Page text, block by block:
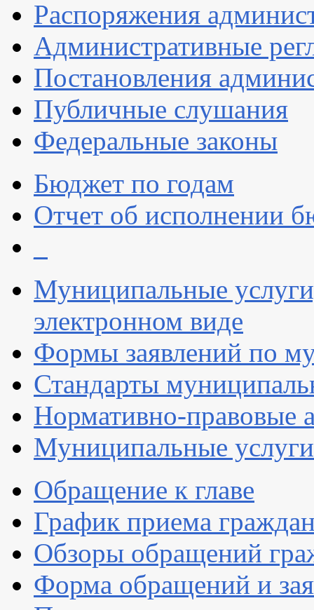
Распоряжения
Административные
Постановления
Публичные слушания
Федеральные законы
Бюджет по годам
Отчет об исполнении
Муниципальные
электронном виде
Формы заявлений по
Стандарты
Нормативно-правовые
Муниципальные услуги
Обращение к главе
График приема
Обзоры обращений
Форма обращений и